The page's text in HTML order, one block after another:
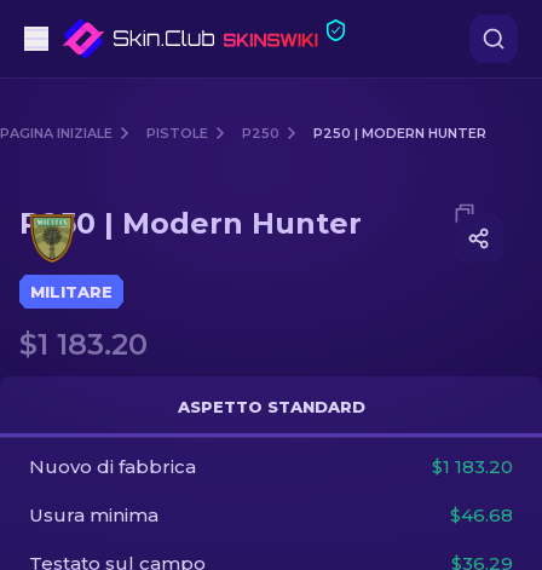
Fucile
Fucile di precisione
Coltelli
Casse
Altro
PAGINA INIZIALE PISTOLE P250 P250 | MODERN HUNTER
Media of P250 | Modern Hunter
P250 | Modern Hunter
MILITARE
$1 183.20
ASPETTO STANDARD
Nuovo di fabbrica $1 183.20
Usura minima $46.68
Testato sul campo $36.29